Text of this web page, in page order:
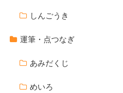
しんごうき
運筆・点つなぎ
あみだくじ
めいろ